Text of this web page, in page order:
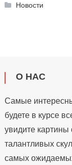
Новости
О НАС
Самые
будете в курсе
увидите
талантливых
самых